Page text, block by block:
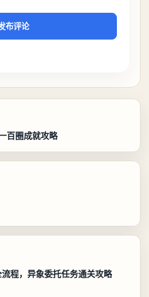
布评论
百圈成就攻略
程，异象委托任务通关攻略